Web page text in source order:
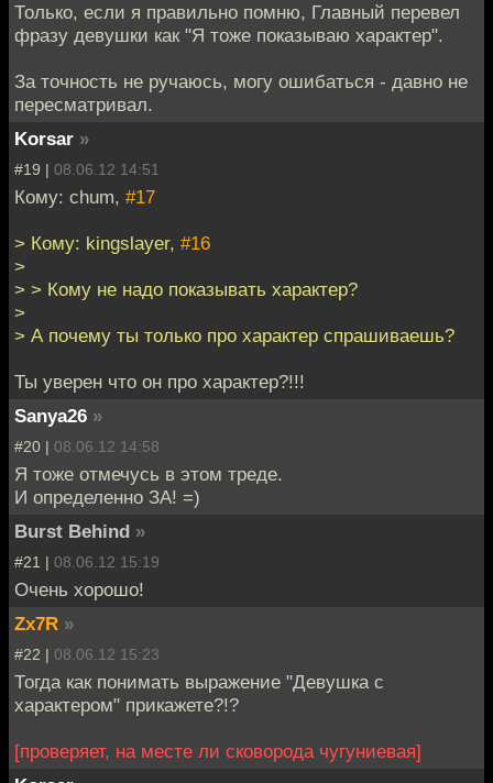
Только, если я правильно помню, Главный перевел
фразу девушки как "Я тоже показываю характер".
За точность не ручаюсь, могу ошибаться - давно не
пересматривал.
Korsar »
#19 | 08.06.12 14:51
Кому: chum, #17
> Кому: kingslayer, #16
>
> > Кому не надо показывать характер?
>
> А почему ты только про характер спрашиваешь?
Ты уверен что он про характер?!!!
Sanya26 »
#20 | 08.06.12 14:58
Я тоже отмечусь в этом треде.
И определенно ЗА! =)
Burst Behind »
#21 | 08.06.12 15:19
Очень хорошо!
Zx7R »
#22 | 08.06.12 15:23
Тогда как понимать выражение "Девушка с
характером" прикажете?!?
[проверяет, на месте ли сковорода чугуниевая]